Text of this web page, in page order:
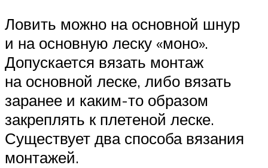
Ловить можно на основной шнур
и на основную леску «моно».
Допускается вязать монтаж
на основной леске, либо вязать
заранее и каким-то образом
закреплять к плетеной леске.
Существует два способа вязания
монтажей.